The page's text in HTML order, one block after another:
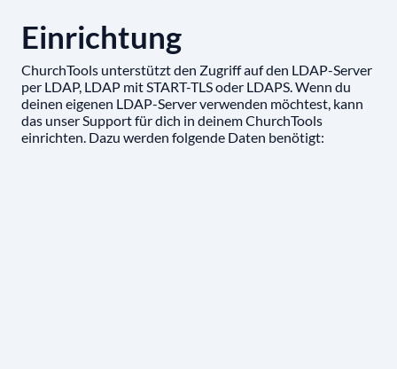
Einrichtung
ChurchTools unterstützt den Zugriff auf den LDAP-Server
per LDAP, LDAP mit START-TLS oder LDAPS. Wenn du
deinen eigenen LDAP-Server verwenden möchtest, kann
das unser Support für dich in deinem ChurchTools
einrichten. Dazu werden folgende Daten benötigt: